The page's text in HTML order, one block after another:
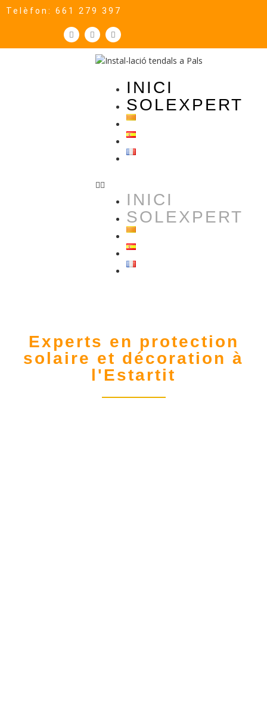
Telèfon: 661 279 397
INICI
SOLEXPERT
INICI
SOLEXPERT
Experts en protection
solaire et décoration à
l'Estartit